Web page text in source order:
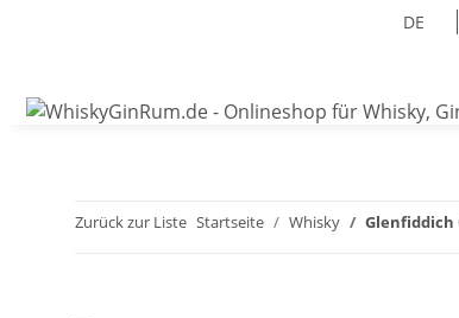
DE
Zurück zur Liste Startseite Whisky Glenfiddich